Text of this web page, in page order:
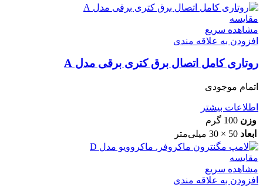
مقایسه
مشاهده سریع
افزودن به علاقه مندی
روتاری کامل اتصال برق کتری برقی مدل A
اتمام موجودی
اطلاعات بیشتر
وزن 100 گرم
ابعاد 50 × 30 میلی‌متر
مقایسه
مشاهده سریع
افزودن به علاقه مندی